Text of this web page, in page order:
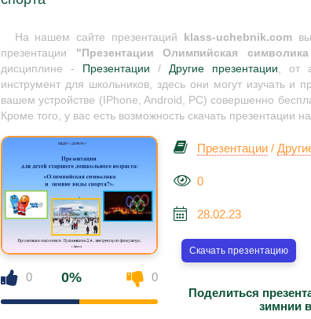
На нашем сайте презентаций klass-uchebnik.comвы
презентации "Презентации Олимпийская
дисциплине -
Презентации / Другие презентации, от
инструмент для школьников, здесь они могут изучать и
вашем устройстве (IPhone, Android, PC) совершенно
Кроме того, у вас есть возможность скачать презентации
0 0% 0
Презентации /
0
28.02.23
Скачать презентацию
Поделиться
зимнии